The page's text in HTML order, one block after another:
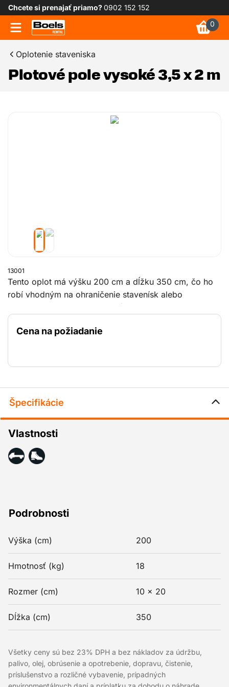
Chcete si prenajať priamo?0902 152 152
0
Oplotenie staveniska
Plotové pole vysoké 3,5 x 2 m
13001
Tento oplot má výšku 200 cm a dĺžku 350 cm, čo ho
robí vhodným na ohraničenie stavenísk alebo
poskytuje dostatočnú viditeľnosť a zároveň ochranu
pred neoprávneným vstupom. Plot váži 18 kg, vďaka
Cena na požiadanie
Špecifikácie
Podrobnosti
Výška (cm) 200
Hmotnosť (kg) 18
Rozmer (cm) 10 x 20
Dĺžka (cm) 350
Vlastnosti
Všetky ceny sú bez 23% DPH a bez nákladov za údržbu,
palivo, olej, obrúsenie a opotrebenie, dopravu, čistenie,
príslušenstvo a rozličné vybavenie, prípadných